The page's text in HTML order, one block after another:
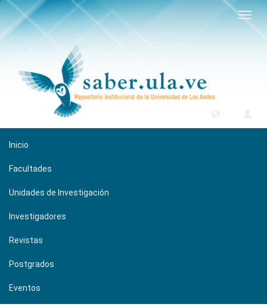
Inicio
Facultades
Unidades de Investigación
Investigadores
Revistas
Postgrados
Eventos